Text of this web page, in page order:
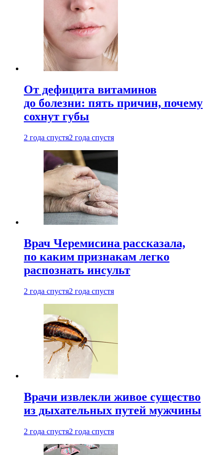
От дефицита витаминов
до болезни: пять причин, почему
сохнут губы
2 года спустя2 года спустя
Врач Черемисина рассказала,
по каким признакам легко
распознать инсульт
2 года спустя2 года спустя
Врачи извлекли живое существо
из дыхательных путей мужчины
2 года спустя2 года спустя